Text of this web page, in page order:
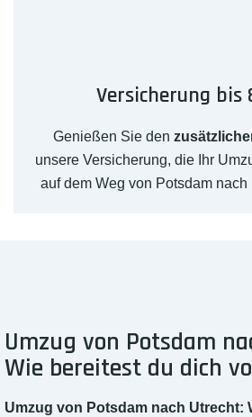
Versicherung bis
Genießen Sie den
unsere Versicherung, die Ihr
auf dem Weg von Potsdam nach
Umzug von Potsdam
Wie bereitest du dich
Umzug von Potsdam nach Utrecht: